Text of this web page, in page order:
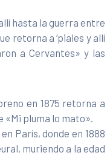
hasta la guerra entre
retorna a ‘piales y allí
a Cervantes» y las
en 1875 retorna a
pluma lo mato».
París, donde en 1888
muriendo a la edad